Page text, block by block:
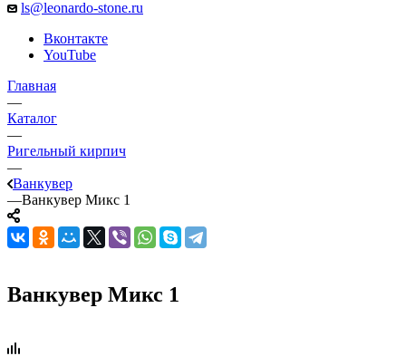
ls@leonardo-stone.ru
Вконтакте
YouTube
Главная
—
Каталог
—
Ригельный кирпич
—
Ванкувер
—Ванкувер Микс 1
Ванкувер Микс 1